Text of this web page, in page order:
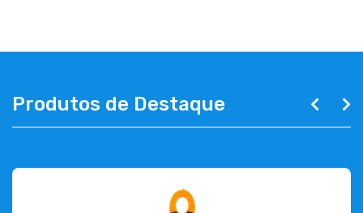
Produtos de Destaque